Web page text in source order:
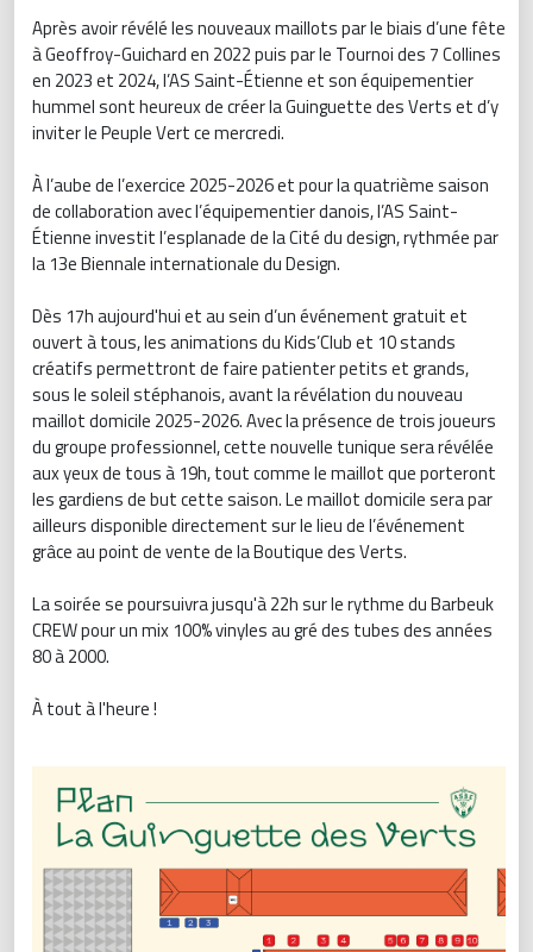
Après avoir révélé les nouveaux maillots par le biais d’une fête
à Geoffroy-Guichard en 2022 puis par le Tournoi des 7 Collines
en 2023 et 2024, l’AS Saint-Étienne et son équipementier
hummel sont heureux de créer la Guinguette des Verts et d’y
inviter le Peuple Vert ce mercredi.
À l’aube de l’exercice 2025-2026 et pour la quatrième saison
de collaboration avec l’équipementier danois, l’AS Saint-
Étienne investit l’esplanade de la Cité du design, rythmée par
la 13e Biennale internationale du Design.
Dès 17h aujourd'hui et au sein d’un événement gratuit et
ouvert à tous, les animations du Kids’Club et 10 stands
créatifs permettront de faire patienter petits et grands,
sous le soleil stéphanois, avant la révélation du nouveau
maillot domicile 2025-2026. Avec la présence de trois joueurs
du groupe professionnel, cette nouvelle tunique sera révélée
aux yeux de tous à 19h, tout comme le maillot que porteront
les gardiens de but cette saison. Le maillot domicile sera par
ailleurs disponible directement sur le lieu de l’événement
grâce au point de vente de la Boutique des Verts.
La soirée se poursuivra jusqu'à 22h sur le rythme du Barbeuk
CREW pour un mix 100% vinyles au gré des tubes des années
80 à 2000.
À tout à l'heure !